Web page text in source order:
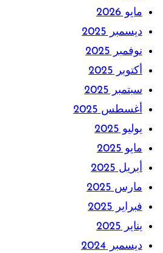
مايو 2026
ديسمبر 2025
نوفمبر 2025
أكتوبر 2025
سبتمبر 2025
أغسطس 2025
يوليو 2025
مايو 2025
أبريل 2025
مارس 2025
فبراير 2025
يناير 2025
ديسمبر 2024